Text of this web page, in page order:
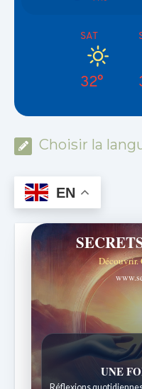
SAT
32°
Choisir la
EN
Découvrir.
Histoires